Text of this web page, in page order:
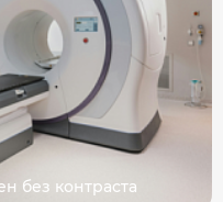
без контраста